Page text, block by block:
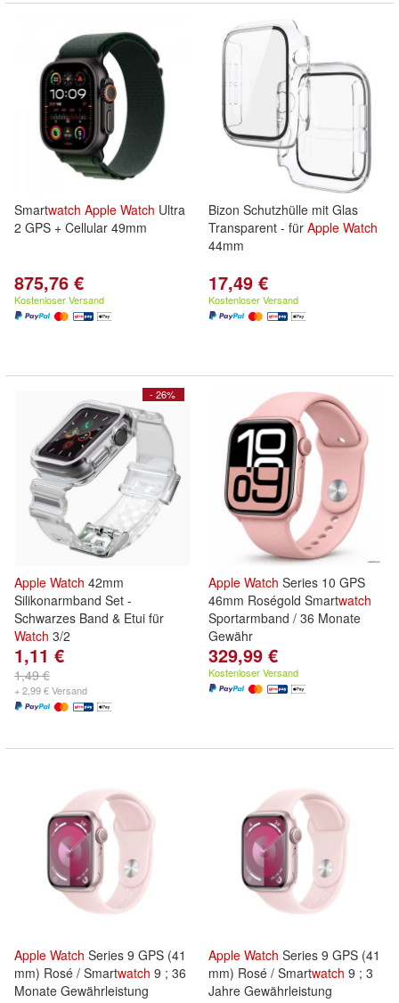
Smartwatch Apple Watch Ultra
2 GPS + Cellular 49mm
875,76 €
Kostenloser Versand
Bizon Schutzhülle mit Glas
Transparent - für Apple Watch
44mm
17,49 €
Kostenloser Versand
- 26%
Apple Watch 42mm
Silikonarmband Set -
Schwarzes Band & Etui für
Watch 3/2
1,11 €
1,49 €
+ 2,99 € Versand
Apple Watch Series 10 GPS
46mm Roségold Smartwatch
Sportarmband / 36 Monate
Gewähr
329,99 €
Kostenloser Versand
Apple Watch Series 9 GPS (41
mm) Rosé / Smartwatch 9 ; 36
Monate Gewährleistung
Apple Watch Series 9 GPS (41
mm) Rosé / Smartwatch 9 ; 3
Jahre Gewährleistung